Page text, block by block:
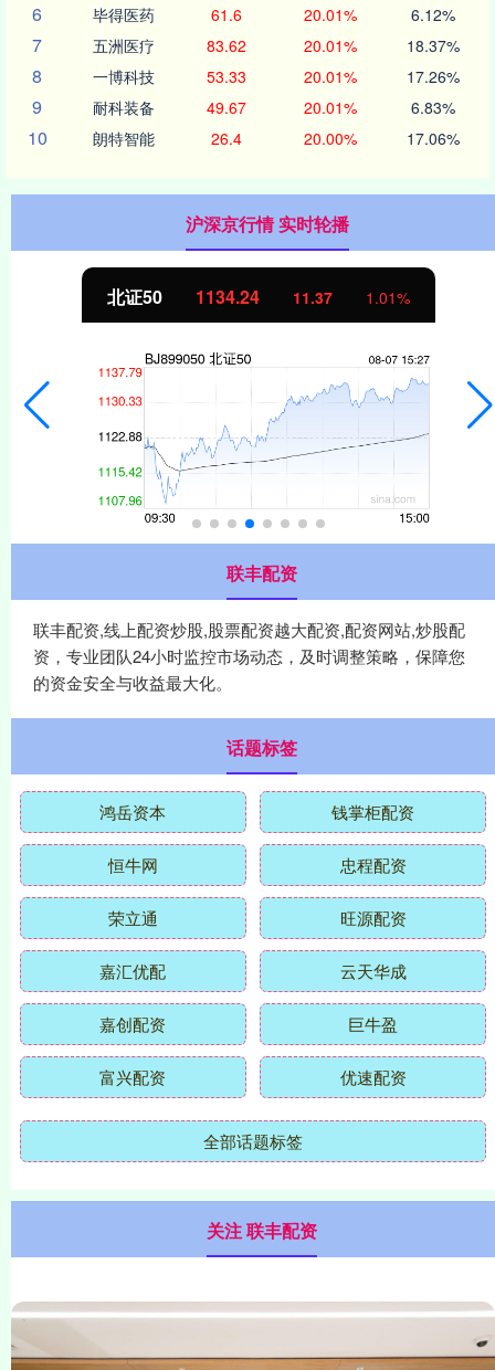
6 毕得医药 61.6 20.01% 6.12%
7 五洲医疗 83.62 20.01% 18.37%
8 一博科技 53.33 20.01% 17.26%
9 耐科装备 49.67 20.01% 6.83%
10 朗特智能 26.4 20.00% 17.06%
沪深京行情 实时轮播
北证50 1134.24 11.37 1.01%
联丰配资
联丰配资,线上配资炒股,股票配资越大配资,配资网站,炒股配
资，专业团队24小时监控市场动态，及时调整策略，保障您
的资金安全与收益最大化。
话题标签
鸿岳资本 钱掌柜配资
恒牛网 忠程配资
荣立通 旺源配资
嘉汇优配 云天华成
嘉创配资 巨牛盈
富兴配资 优速配资
全部话题标签
关注 联丰配资